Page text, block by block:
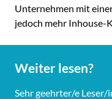
Unternehmen mit
jedoch mehr Inhouse-
Weiter lesen?
Sehr geehrter/e Leser/